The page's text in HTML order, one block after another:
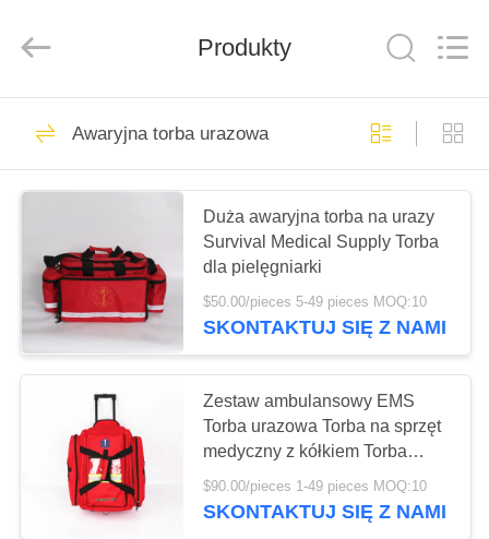
DO
DOMU
NAS
WYCIECZKA
FABRYCE
Ltd..
Podróżny zestaw
pierwszej pomocy
138
Przenośny zestaw
pierwszej pomocy
77
Produkty
Awaryjna torba urazowa
Duża awaryjna torba na urazy
Survival Medical Supply Torba
dla pielęgniarki
$50.00/pieces 5-49 pieces MOQ:10
SKONTAKTUJ SIĘ Z NAMI
Zestaw ambulansowy EMS
Torba urazowa Torba na sprzęt
medyczny z kółkiem Torba
ratownicza na wypadek
trzęsienia ziemi Plecak na
kółkach do ambulansu
$90.00/pieces 1-49 pieces MOQ:10
SKONTAKTUJ SIĘ Z NAMI